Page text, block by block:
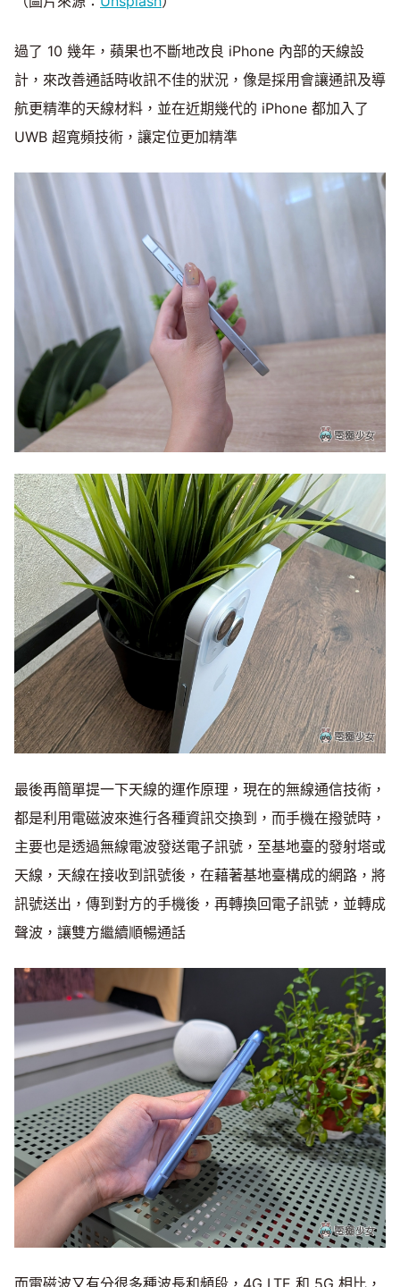
過了 10 幾年，蘋果也不斷地改良 iPhone 內部的天線設
計，來改善通話時收訊不佳的狀況，像是採用會讓通訊及導
航更精準的天線材料，並在近期幾代的 iPhone 都加入了
UWB 超寬頻技術，讓定位更加精準
最後再簡單提一下天線的運作原理，現在的無線通信技術，
都是利用電磁波來進行各種資訊交換到，而手機在撥號時，
主要也是透過無線電波發送電子訊號，至基地臺的發射塔或
天線，天線在接收到訊號後，在藉著基地臺構成的網路，將
訊號送出，傳到對方的手機後，再轉換回電子訊號，並轉成
聲波，讓雙方繼續順暢通話